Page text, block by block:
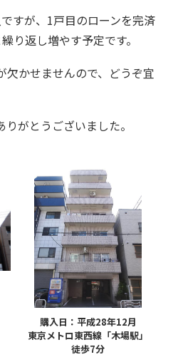
すが、1戸目のローンを完済
り返し増やす予定です。
欠かせませんので、どうぞ宜
がとうございました。
購入日：平成28年12月
東京メトロ東西線「木場駅」
徒歩7分